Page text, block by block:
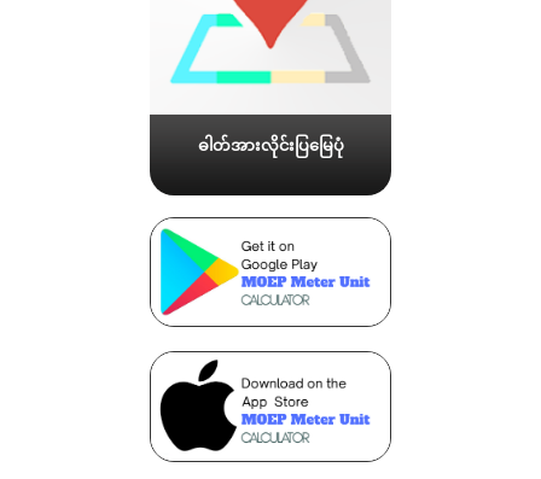
ဓါတ်အားလိုင်းပြမြေပုံ